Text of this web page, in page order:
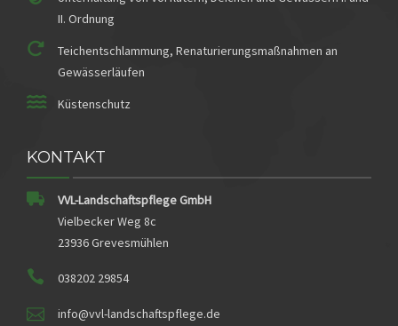
II. Ordnung
Teichentschlammung, Renaturierungsmaßnahmen an
Gewässerläufen
Küstenschutz
KONTAKT
VVL-Landschaftspflege GmbH
Vielbecker Weg 8c
23936 Grevesmühlen
038202 29854
info@vvl-landschaftspflege.de